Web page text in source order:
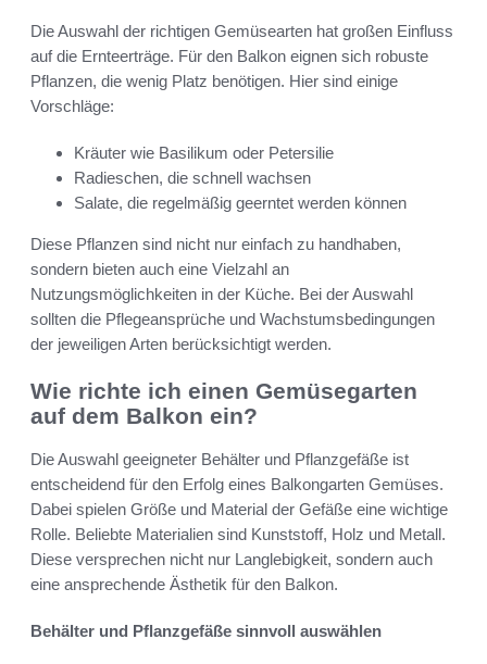
Die Auswahl der richtigen Gemüsearten hat großen Einfluss
auf die Ernteerträge. Für den Balkon eignen sich robuste
Pflanzen, die wenig Platz benötigen. Hier sind einige
Vorschläge:
Kräuter wie Basilikum oder Petersilie
Radieschen, die schnell wachsen
Salate, die regelmäßig geerntet werden können
Diese Pflanzen sind nicht nur einfach zu handhaben,
sondern bieten auch eine Vielzahl an
Nutzungsmöglichkeiten in der Küche. Bei der Auswahl
sollten die Pflegeansprüche und Wachstumsbedingungen
der jeweiligen Arten berücksichtigt werden.
Wie richte ich einen Gemüsegarten
auf dem Balkon ein?
Die Auswahl geeigneter Behälter und Pflanzgefäße ist
entscheidend für den Erfolg eines Balkongarten Gemüses.
Dabei spielen Größe und Material der Gefäße eine wichtige
Rolle. Beliebte Materialien sind Kunststoff, Holz und Metall.
Diese versprechen nicht nur Langlebigkeit, sondern auch
eine ansprechende Ästhetik für den Balkon.
Behälter und Pflanzgefäße sinnvoll auswählen